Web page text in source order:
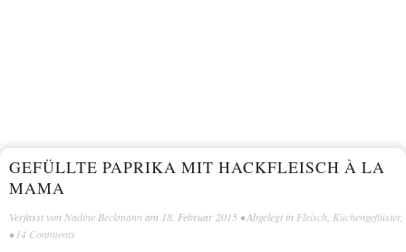
GEFÜLLTE PAPRIKA MIT HACKFLEISCH À LA
MAMA
Verfasst von Nadine Beckmann am 18. Februar 2015 • Abgelegt in Fleisch Küchengeflüster,
• 14 Comments